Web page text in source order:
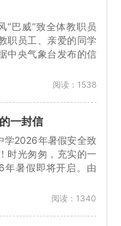
“巴威”致全体教职员
职员工、亲爱的同学
中央气象台发布的信
阅读：1538
一封信
2026年暑假安全致
时光匆匆，充实的一
年暑假即将开启。由
阅读：1340